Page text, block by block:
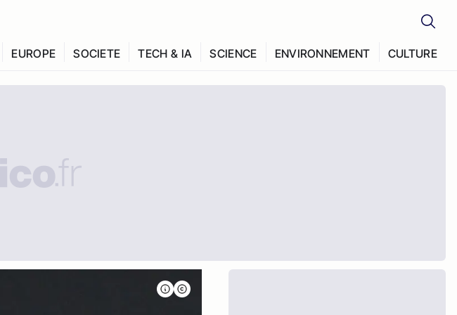
EUROPE SOCIETE TECH & IA SCIENCE ENVIRONNEMENT CULTURE